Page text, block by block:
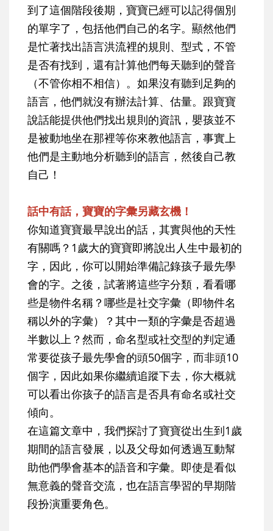
到了這個階段後期，寶寶已經可以記得個別
的單字了，包括他們自己的名字。顯然他們
是忙著找出語言洪流裡的規則、型式，不管
是否有找到，還有計算他們每天聽到的聲音
（不管你相不相信）。如果沒有聽到足夠的
語言，他們就沒有辦法計算、估量。跟寶寶
說話能提供他們找出規則的資訊，嬰孩並不
是被動地坐在那裡等你來教他語言，事實上
他們是主動地分析聽到的語言，然後自己教
自己！
話中有話，寶寶的字彙另藏玄機！
你知道寶寶最早說出的話，其實與他的天性
有關嗎？1歲大的寶寶即將說出人生中最初的
字，因此，你可以開始準備記錄孩子最先學
會的字。之後，試著將這些字分類，看看哪
些是物件名稱？哪些是社交字彙（即物件名
稱以外的字彙）？其中一類的字彙是否超過
半數以上？然而，命名型或社交型的判定通
常要從孩子最先學會的頭50個字，而非頭10
個字，因此如果你繼續追蹤下去，你大概就
可以看出你孩子的語言是否具有命名或社交
傾向。
在這篇文章中，我們探討了寶寶從出生到1歲
期間的語言發展，以及父母如何透過互動幫
助他們學會基本的語音和字彙。即使是看似
無意義的聲音交流，也在語言學習的早期階
段扮演重要角色。